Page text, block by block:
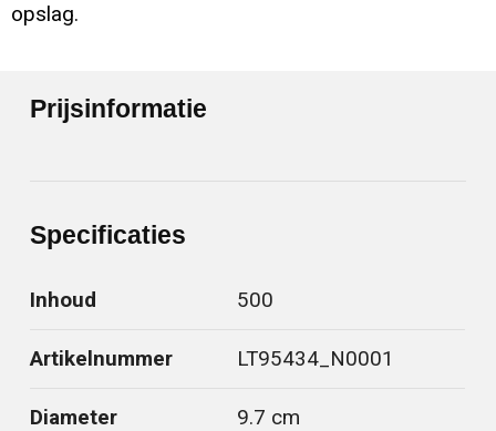
opslag.
Prijsinformatie
Specificaties
Inhoud 500
Artikelnummer LT95434_N0001
Diameter 9.7 cm